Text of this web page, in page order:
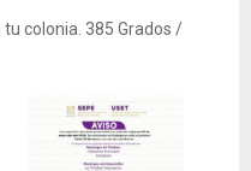
colonia. 385 Grados /